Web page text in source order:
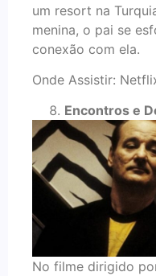
um resort na
menina, o pai se
conexão com ela.
Onde Assistir:
Encontros e
No filme dirigido